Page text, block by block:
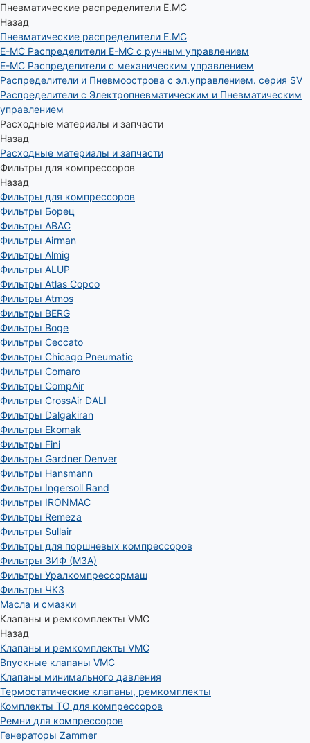
Пневматические распределители E.MC
Назад
Пневматические распределители E.MC
E-MC Распределители E-MC с ручным управлением
E-MC Распределители с механическим управлением
Распределители и Пневмоострова с эл.управлением. серия SV
Распределители с Электропневматическим и Пневматическим
управлением
Расходные материалы и запчасти
Назад
Расходные материалы и запчасти
Фильтры для компрессоров
Назад
Фильтры для компрессоров
Фильтры Борец
Фильтры ABAC
Фильтры Airman
Фильтры Almig
Фильтры ALUP
Фильтры Atlas Copco
Фильтры Atmos
Фильтры BERG
Фильтры Boge
Фильтры Ceccato
Фильтры Chicago Pneumatic
Фильтры Comaro
Фильтры CompAir
Фильтры CrossAir DALI
Фильтры Dalgakiran
Фильтры Ekomak
Фильтры Fini
Фильтры Gardner Denver
Фильтры Hansmann
Фильтры Ingersoll Rand
Фильтры IRONMAC
Фильтры Remeza
Фильтры Sullair
Фильтры для поршневых компрессоров
Фильтры ЗИФ (МЗА)
Фильтры Уралкомпрессормаш
Фильтры ЧКЗ
Масла и смазки
Клапаны и ремкомплекты VMC
Назад
Клапаны и ремкомплекты VMC
Впускные клапаны VMC
Клапаны минимального давления
Термостатические клапаны, ремкомплекты
Комплекты ТО для компрессоров
Ремни для компрессоров
Генераторы Zammer